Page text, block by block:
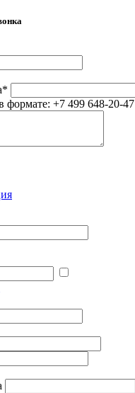
*
формате: +7 499 648-20-47